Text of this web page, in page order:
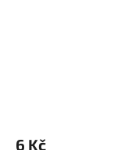
6 Kč